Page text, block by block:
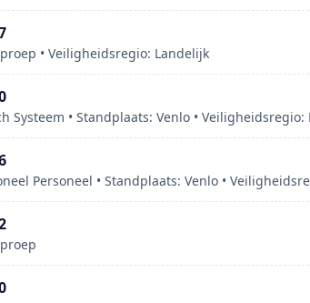
• Veiligheidsregio: Landelijk
Systeem • Standplaats: Venlo •
Personeel • Standplaats: Venlo •